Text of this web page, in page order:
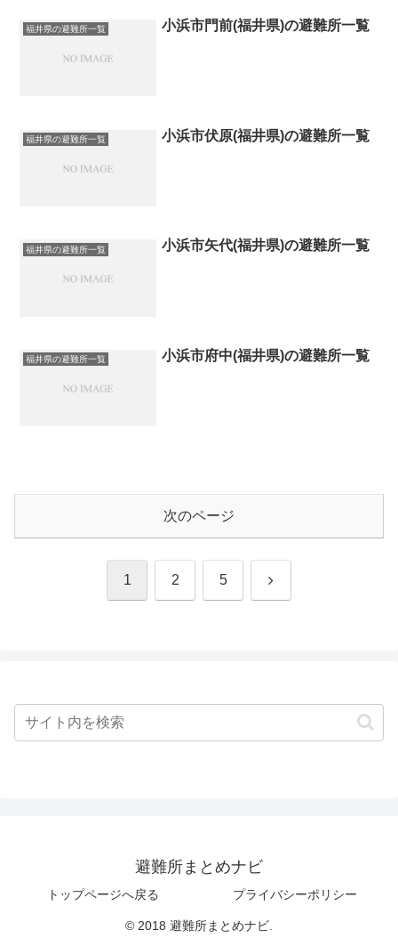
福井県の避難所一覧 小浜市門前(福井県)の避難所一覧
福井県の避難所一覧 小浜市伏原(福井県)の避難所一覧
福井県の避難所一覧 小浜市矢代(福井県)の避難所一覧
福井県の避難所一覧 小浜市府中(福井県)の避難所一覧
次のページ
1 2 5 次
避難所まとめナビ
トップページへ戻る プライバシーポリシー
© 2018 避難所まとめナビ.